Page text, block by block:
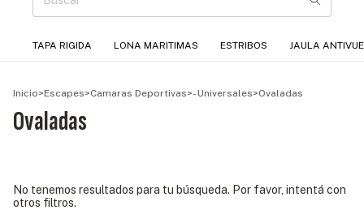
TAPA RIGIDA LONA MARITIMAS ESTRIBOS JAULA
Inicio>Escapes>Camaras Deportivas>- Universales>Ovaladas
Ovaladas
No tenemos resultados para tu búsqueda. Por favor, intentá con
otros filtros.